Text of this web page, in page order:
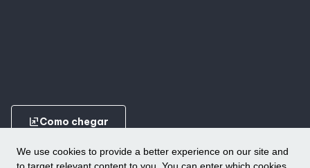
We use cookies to provide a better experience on our site and
ungroupComo chegar